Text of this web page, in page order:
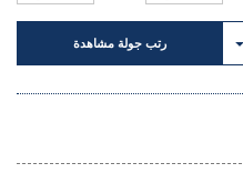
رتب جولة مشاهدة